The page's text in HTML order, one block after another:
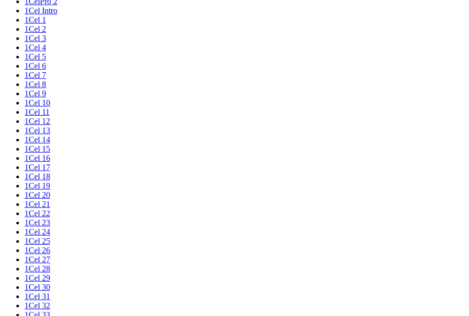
1Cel Intro
1Cel 1
1Cel 2
1Cel 3
1Cel 4
1Cel 5
1Cel 6
1Cel 7
1Cel 8
1Cel 9
1Cel 10
1Cel 11
1Cel 12
1Cel 13
1Cel 14
1Cel 15
1Cel 16
1Cel 17
1Cel 18
1Cel 19
1Cel 20
1Cel 21
1Cel 22
1Cel 23
1Cel 24
1Cel 25
1Cel 26
1Cel 27
1Cel 28
1Cel 29
1Cel 30
1Cel 31
1Cel 32